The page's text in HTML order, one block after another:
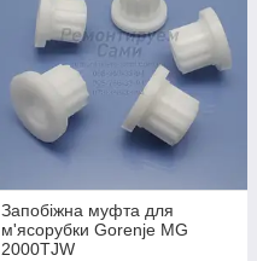
Запобіжна муфта для
м'ясорубки Gorenje MG
2000TJW